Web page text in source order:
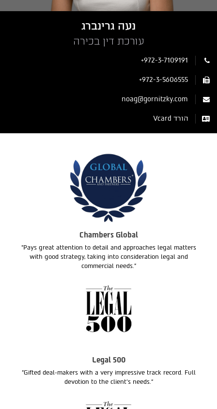
נעה גרינברג
עורכת דין בכירה
+972-3-7109191
+972-3-5606555
noag@gornitzky.com
הורד Vcard
Chambers Global
"Pays great attention to detail and approaches legal matters
with good strategy, taking into consideration legal and
commercial needs."
Legal 500
"Gifted deal-makers with a very impressive track record. Full
devotion to the client’s needs.“